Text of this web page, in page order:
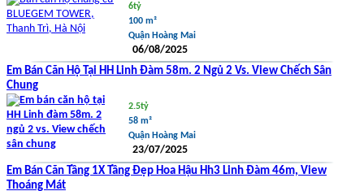
6tỷ
100 m²
Quận Hoàng Mai
06/08/2025
Em Bán Căn Hộ Tại HH Linh Đàm 58m. 2 Ngủ 2 Vs. View Chếch Sân
Chung
2.5tỷ
58 m²
Quận Hoàng Mai
23/07/2025
Em Bán Căn Tầng 1X Tầng Đẹp Hoa Hậu Hh3 Linh Đàm 46m, View
Thoáng Mát